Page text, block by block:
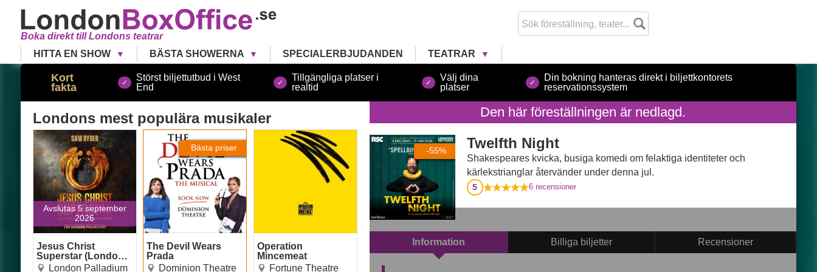
Boka direkt till Londons teatrar
HITTA EN SHOW
BÄSTA SHOWERNA SPECIALERBJUDANDEN TEATRAR
Kort
fakta
Störst biljettutbud i West
End
Tillgängliga platser i
realtid
Välj dina
platser
Din bokning hanteras direkt i biljettkontorets
reservationssystem
Den här föreställningen är nedlagd.
-55% Twelfth Night
Shakespeares kvicka, busiga komedi om felaktiga identiteter och
kärlekstrianglar återvänder under denna jul.
5 6recensioner
Information Billiga biljetter Recensioner
Londons mest populära musikaler
Avslutas 5 september
2026
Jesus Christ
Superstar (London
Palladium)
London Palladium
Jesus Christ Superstar
(London Palladium)
Bästa priser
The Devil Wears
Prada
Dominion Theatre
The Devil Wears Prada
Operation
Mincemeat
Fortune Theatre
Operation Mincemeat